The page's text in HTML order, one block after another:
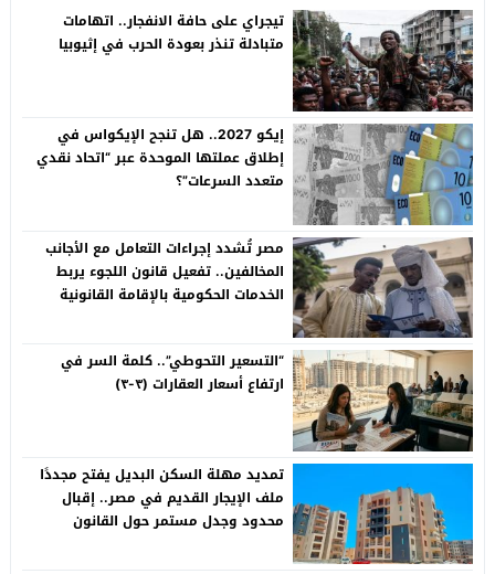
تيجراي على حافة الانفجار.. اتهامات
متبادلة تنذر بعودة الحرب في إثيوبيا
إيكو 2027.. هل تنجح الإيكواس في
إطلاق عملتها الموحدة عبر “اتحاد نقدي
متعدد السرعات”؟
مصر تُشدد إجراءات التعامل مع الأجانب
المخالفين.. تفعيل قانون اللجوء يربط
الخدمات الحكومية بالإقامة القانونية
“التسعير التحوطي”.. كلمة السر في
ارتفاع أسعار العقارات (٣-٣)
تمديد مهلة السكن البديل يفتح مجددًا
ملف الإيجار القديم في مصر.. إقبال
محدود وجدل مستمر حول القانون